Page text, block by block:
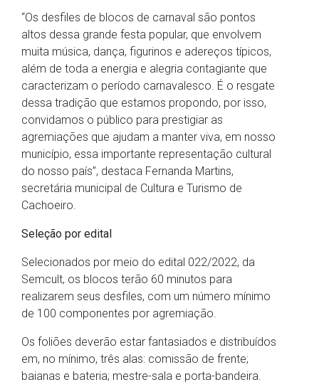
“Os desfiles de blocos de carnaval são pontos
altos dessa grande festa popular, que envolvem
muita música, dança, figurinos e adereços típicos,
além de toda a energia e alegria contagiante que
caracterizam o período carnavalesco. É o resgate
dessa tradição que estamos propondo, por isso,
convidamos o público para prestigiar as
agremiações que ajudam a manter viva, em nosso
município, essa importante representação cultural
do nosso país”, destaca Fernanda Martins,
secretária municipal de Cultura e Turismo de
Cachoeiro.
Seleção por edital
Selecionados por meio do edital 022/2022, da
Semcult, os blocos terão 60 minutos para
realizarem seus desfiles, com um número mínimo
de 100 componentes por agremiação.
Os foliões deverão estar fantasiados e distribuídos
em, no mínimo, três alas: comissão de frente;
baianas e bateria; mestre-sala e porta-bandeira.